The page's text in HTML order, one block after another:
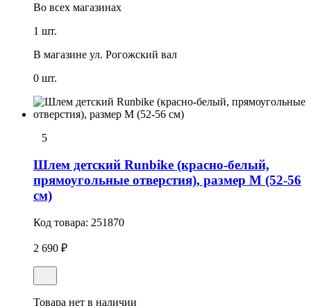
Во всех магазинах
1 шт.
В магазине ул. Рогожский вал
0 шт.
5
Шлем детский Runbike (красно-белый,
прямоугольные отверстия), размер M (52-56
см)
Код товара: 251870
2 690 ₽
Товара нет в наличии